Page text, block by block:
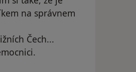
na správnem
Čech...